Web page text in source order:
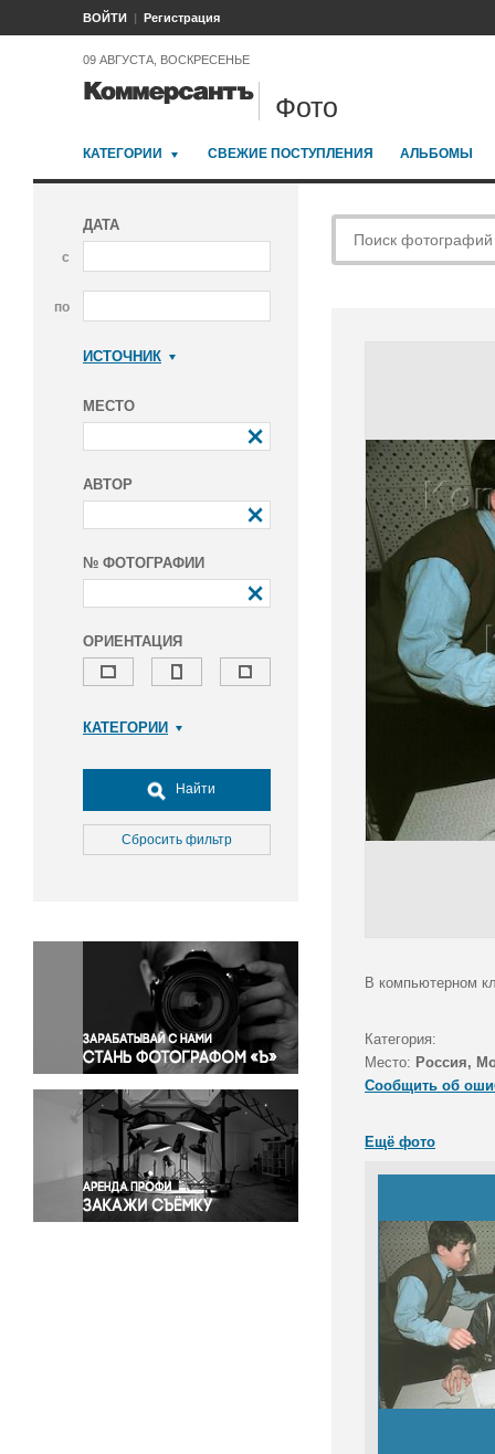
ВОЙТИ Регистрация
09 АВГУСТА, ВОСКРЕСЕНЬЕ
Фото
КАТЕГОРИИ СВЕЖИЕ ПОСТУПЛЕНИЯ АЛЬБОМЫ
ДАТА
с
по
ИСТОЧНИК
МЕСТО
АВТОР
№ ФОТОГРАФИИ
ОРИЕНТАЦИЯ
КАТЕГОРИИ
Досуг, туризм и отдых
Культура
Медицина
Окружающая среда
Политика
Правосудие
Происшествия и конфликты
Религия
Светская жизнь
Спорт
Экология
Экономика и бизнес
Найти
Сбросить фильтр
В компьютерном
Категория:
Место: Россия,
Сообщить об
Ещё фото